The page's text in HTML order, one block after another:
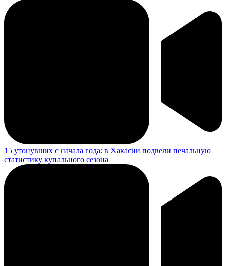
15 утонувших с начала года: в Хакасии подвели печальную
статистику купального сезона